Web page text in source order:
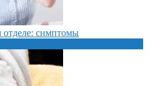
симптомы